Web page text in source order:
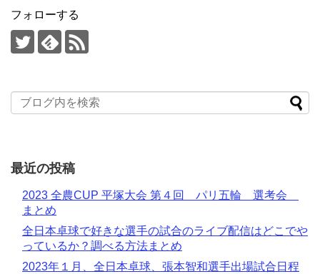
フォローする
最近の投稿
2023 全農CUP 平塚大会 第４回 パリ五輪 選考会
まとめ
全日本卓球で好きな選手の試合のライブ配信はどこでや
っているか？調べる方法まとめ
2023年１月、全日本卓球、張本智和選手出場試合日程